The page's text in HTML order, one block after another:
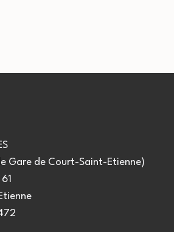
Gare de Court-Saint-Etienne)